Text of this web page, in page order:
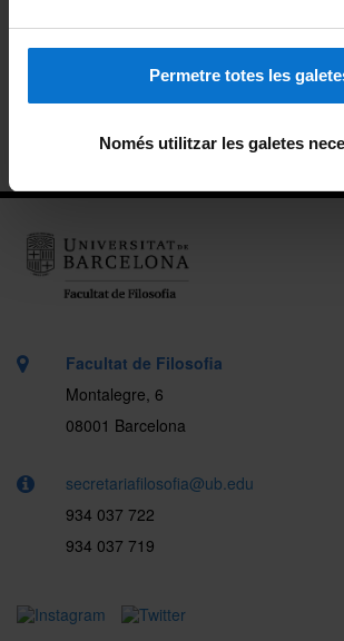
Permetre totes les
Només utilitzar les galetes
Carnet pels alumnes i personal de la
Ubicació
Facultat de Filosofia
Montalegre, 6
08001 Barcelona
secretariafilosofia@ub.edu
934 037 722
934 037 719